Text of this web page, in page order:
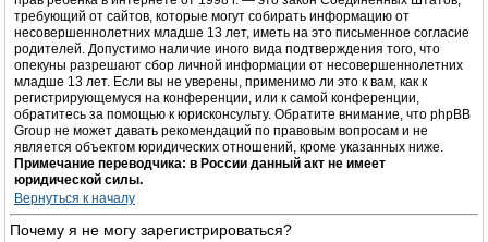
требующий от сайтов, которые могут собирать информацию от
несовершеннолетних младше 13 лет, иметь на это письменное согласие
родителей. Допустимо наличие иного вида подтверждения того, что
опекуны разрешают сбор личной информации от несовершеннолетних
младше 13 лет. Если вы не уверены, применимо ли это к вам, как к
регистрирующемуся на конференции, или к самой конференции,
обратитесь за помощью к юрисконсульту. Обратите внимание, что phpBB
Group не может давать рекомендаций по правовым вопросам и не
является объектом юридических отношений, кроме указанных ниже.
Примечание переводчика: в России данный акт не имеет
юридической силы.
Вернуться к началу
Почему я не могу зарегистрироваться?